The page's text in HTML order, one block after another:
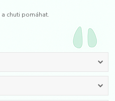
chuti pomáhat.